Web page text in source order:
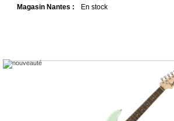
Magasin Nantes :
En stock